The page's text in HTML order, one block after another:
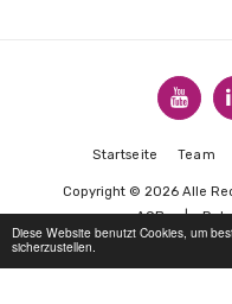
Diese Website benutzt Cookies, um
sicherzustellen.
Startseite Team
Copyright © 2026 Alle
AGBs|